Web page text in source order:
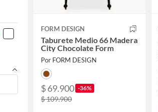
FORM DESIGN
Taburete Medio 66 Madera
City Chocolate Form
Por FORM DESIGN
$ 69.900 -36%
$ 109.900